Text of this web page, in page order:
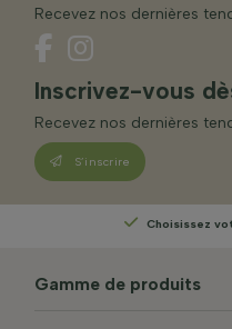
Recevez nos dernières
Inscrivez-vous
Recevez nos dernières
S’inscrire
Choisissez
Gamme de produits